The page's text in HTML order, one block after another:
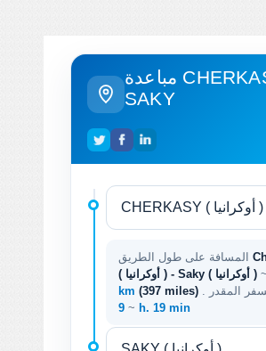
مباعدة CHERKASY -
SAKY
( أوكرانيا ) - Saky ( أوكرانيا ) ~
km (397 miles)
~ 9 h. 19 min